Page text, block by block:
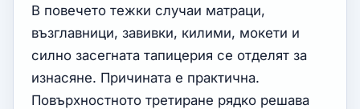
В повечето тежки случаи матраци,
възглавници, завивки, килими, мокети и
силно засегната тапицерия се отделят за
изнасяне. Причината е практична.
Повърхностното третиране рядко решава